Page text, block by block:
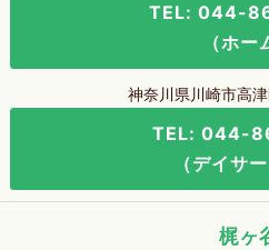
TEL: 044-
（ホー
神奈川県川崎市高
TEL: 044-
（デイサ
梶ヶ